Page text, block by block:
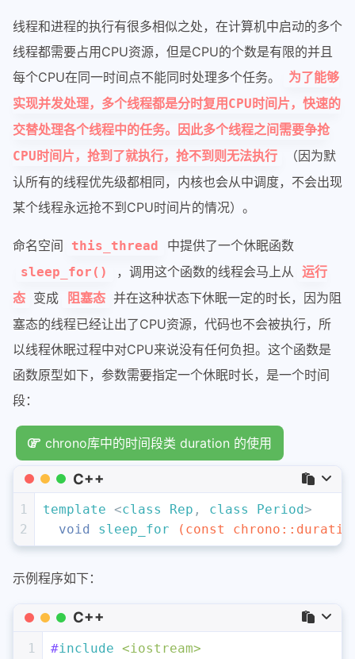
线程和进程的执行有很多相似之处，在计算机中启动的多个
线程都需要占用CPU资源，但是CPU的个数是有限的并且
每个CPU在同一时间点不能同时处理多个任务。
为了能够
实现并发处理，多个线程都是分时复用CPU时间片，快速的
交替处理各个线程中的任务。因此多个线程之间需要争抢
CPU时间片，抢到了就执行，抢不到则无法执行
（因为默
认所有的线程优先级都相同，内核也会从中调度，不会出现
某个线程永远抢不到CPU时间片的情况）。
命名空间 this_thread 中提供了一个休眠函数
sleep_for() ，调用这个函数的线程会马上从
运行
态 变成 阻塞态 并在这种状态下休眠一定的时长，因为阻
塞态的线程已经让出了CPU资源，代码也不会被执行，所
以线程休眠过程中对CPU来说没有任何负担。这个函数是
函数原型如下，参数需要指定一个休眠时长，是一个时间
段：
chrono库中的时间段类 duration 的使用
C++
1
2
template <class Rep , class Period>
void
sleep_for ( const
示例程序如下：
C++
1
#include <iostream>